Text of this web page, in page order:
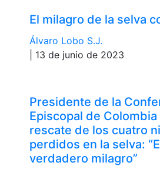
El milagro de la selva
Álvaro Lobo S.J.
| 13 de junio de 2023
Presidente de la
Episcopal de
rescate de los cuatro
perdidos en la selva:
verdadero milagro”